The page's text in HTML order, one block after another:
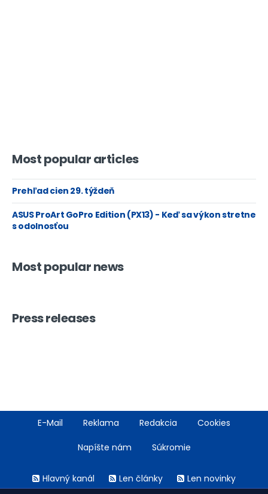
Most popular articles
Prehľad cien 29. týždeň
ASUS ProArt GoPro Edition (PX13) - Keď sa výkon stretne
s odolnosťou
Most popular news
Press releases
FooterE-Mail Reklama Redakcia Cookies
Napíšte nám Súkromie
menuHlavný kanál Len články Len novinky